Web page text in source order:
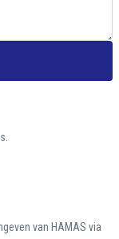
van HAMAS via